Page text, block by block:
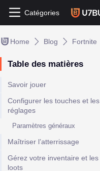
Catégories
Home Blog Fortnite
Table des matières
Savoir jouer
Configurer les touches et les
réglages
Paramètres généraux
Maîtriser l’atterrissage
Gérez votre inventaire et les
loots